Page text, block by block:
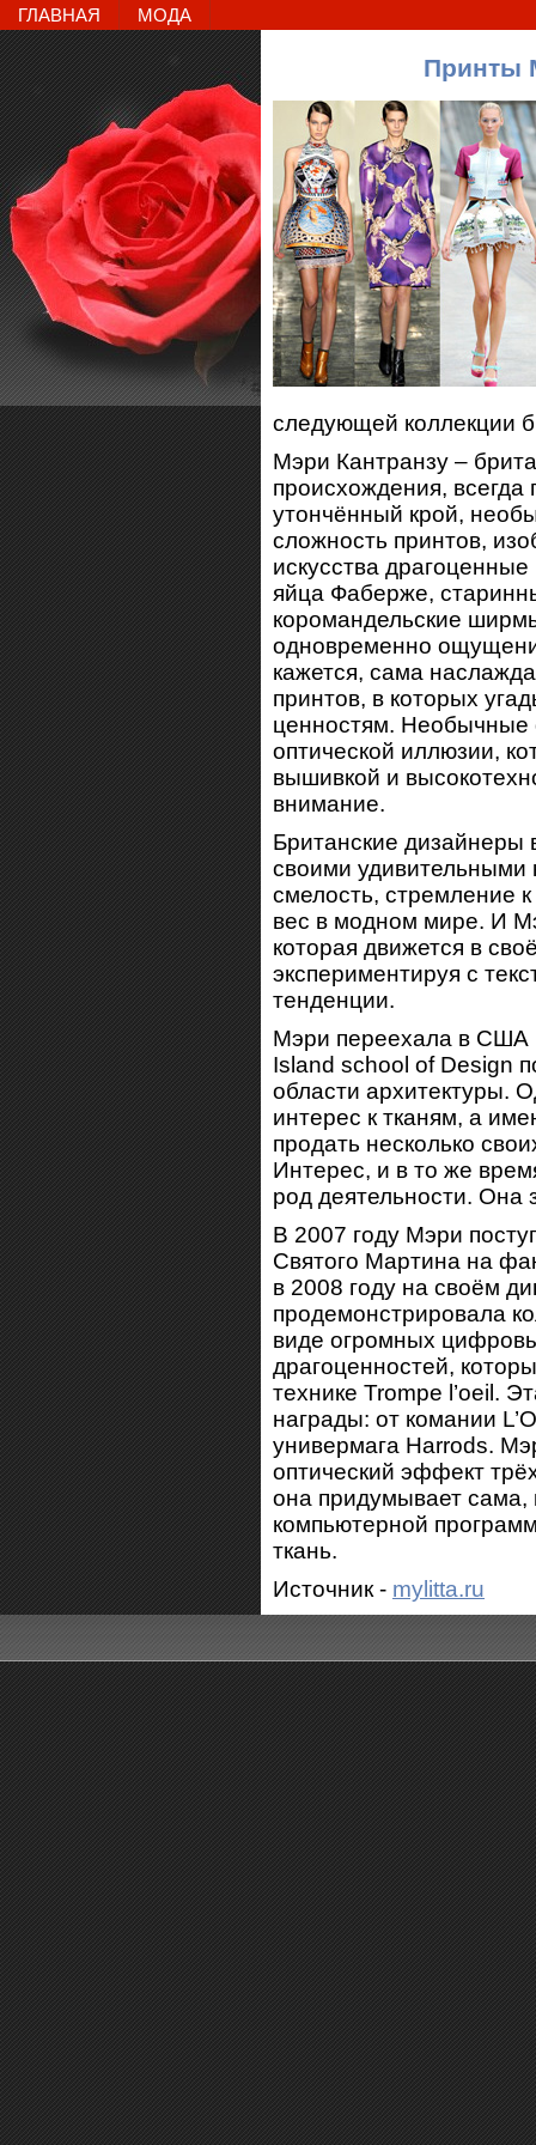
ГЛАВНАЯ МОДА
Принты
следующей коллекции
Мэри Кантранзу –
происхождения,
утончённый крой,
сложность принтов,
искусства
яйца Фаберже,
коромандельские
одновременно
кажется, сама
принтов, в которых
ценностям.
оптической иллюзии,
вышивкой и
внимание.
Британские дизайнеры
своими удивительными
смелость, стремление
вес в модном мире. И
которая движется в
экспериментируя с
тенденции.
Мэри переехала в США
Island school of Design
области архитектуры.
интерес к тканям, а
продать несколько
Интерес, и в то же
род деятельности.
В 2007 году Мэри
Святого Мартина на
в 2008 году на своём
продемонстрировала
виде огромных
драгоценностей,
технике Trompe l’oeil.
награды: от комании
универмага Harrods.
оптический эффект
она придумывает сама,
компьютерной
ткань.
Источник - mylitta.ru